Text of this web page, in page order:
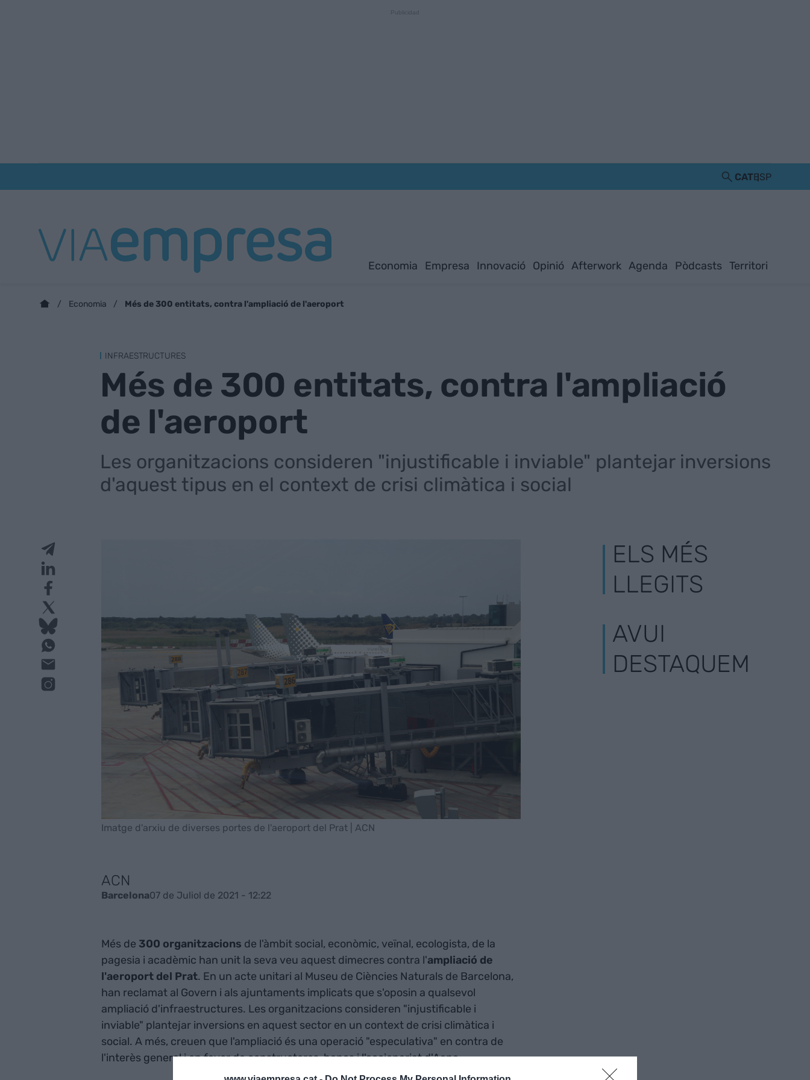
CATESP
Economia Empresa Innovació Opinió Afterwork Agenda Pòdcasts Territori
Economia Més de 300 entitats, contra l'ampliació de l'aeroport
INFRAESTRUCTURES
Més de 300 entitats, contra l'ampliació
de l'aeroport
Les organitzacions consideren "injustificable i inviable" plantejar inversions
d'aquest tipus en el context de crisi climàtica i social
Imatge d'arxiu de diverses portes de l'aeroport del Prat | ACN
ACN
Barcelona07 de Juliol de 2021 - 12:22
Més de 300 organitzacions de l'àmbit social, econòmic, veïnal, ecologista, de la
pagesia i acadèmic han unit la seva veu aquest dimecres contra l'ampliació de
l'aeroport del Prat. En un acte unitari al Museu de Ciències Naturals de Barcelona,
han reclamat al Govern i als ajuntaments implicats que s'oposin a qualsevol
ampliació d'infraestructures. Les organitzacions consideren "injustificable i
inviable" plantejar inversions en aquest sector en un context de crisi climàtica i
social. A més, creuen que l'ampliació és una operació "especulativa" en contra de
l'interès general i en favor de constructores, bancs i l'accionariat d'Aena.
ELS MÉS
LLEGITS
AVUI
DESTAQUEM